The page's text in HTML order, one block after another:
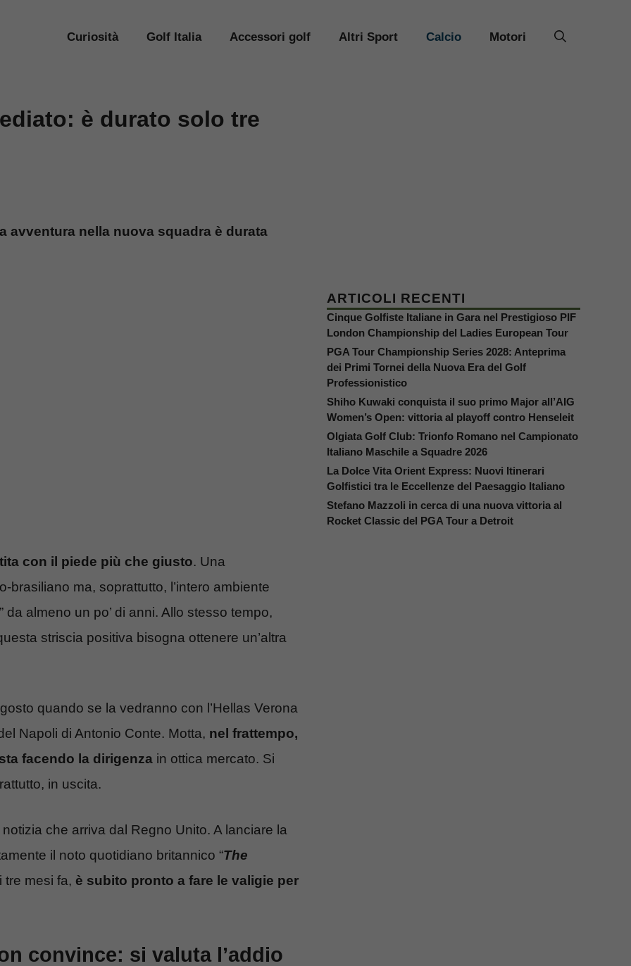
Curiosità Golf Italia Accessori golf Altri Sport Calcio Motori
è durato solo tre
avventura nella nuova squadra è durata
con il piede più che giusto. Una
ma, soprattutto, l’intero ambiente
almeno un po’ di anni. Allo stesso tempo,
striscia positiva bisogna ottenere un’altra
quando se la vedranno con l’Hellas Verona
Napoli di Antonio Conte. Motta, nel frattempo,
facendo la dirigenza in ottica mercato. Si
in uscita.
che arriva dal Regno Unito. A lanciare la
il noto quotidiano britannico “The
tre mesi fa, è subito pronto a fare le valigie per
convince: si valuta l’addio
ARTICOLI RECENTI
Cinque Golfiste Italiane in Gara nel Prestigioso PIF
London Championship del Ladies European Tour
PGA Tour Championship Series 2028: Anteprima
dei Primi Tornei della Nuova Era del Golf
Professionistico
Shiho Kuwaki conquista il suo primo Major all’AIG
Women’s Open: vittoria al playoff contro Henseleit
Olgiata Golf Club: Trionfo Romano nel Campionato
Italiano Maschile a Squadre 2026
La Dolce Vita Orient Express: Nuovi Itinerari
Golfistici tra le Eccellenze del Paesaggio Italiano
Stefano Mazzoli in cerca di una nuova vittoria al
Rocket Classic del PGA Tour a Detroit